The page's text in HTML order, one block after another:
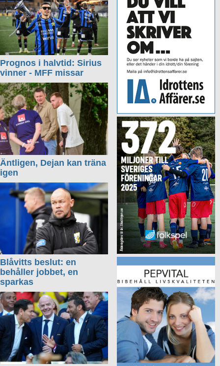
Prognos i halvtid: Sirius
vinner - MFF missar
Äntligen, Dejan kan träna
igen
Blåvitts beslut: en
behåller jobbet, en
sparkas